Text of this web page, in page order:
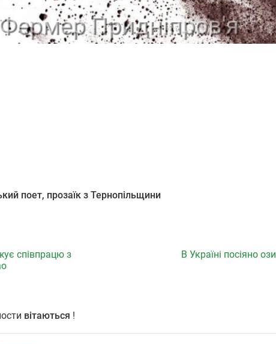
поет, прозаїк з Тернопільщини
співпрацю з
В Україні посіяно
вітаються !